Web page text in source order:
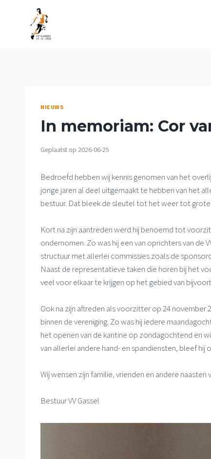
NIEUWS
In memoriam: Cor
Geplaatst op 2026-06-25
Bedroefd hebben wij kennis genomen van het
jonge jaren al deel uitgemaakt te hebben van het
bestuur. Dat bleek de sleutel tot het weer tot grote
Kort na zijn aantreden werd hij benoemd tot
ondernomen. Zo was hij een van oprichters van de
structuur met allerlei commissies zoals de
Naast de representatieve taken die horen bij het
veel voor elkaar te krijgen op het gebied van
Ook na zijn aftreden als voorzitter op 24
binnen de vereniging. Zo was hij iedere
het openen van de kantine op zondagochtend en
van allerlei andere hand- en spandiensten, bleef
Wij wensen zijn familie, vrienden en andere
Bestuur VV Gassel